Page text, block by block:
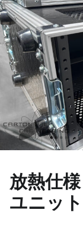
放熱仕
ユニッ